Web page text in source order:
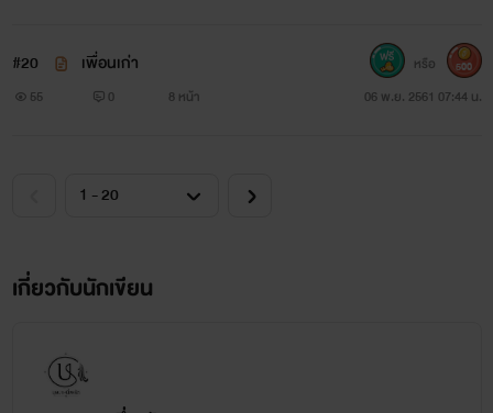
SEX ON THE ROAD
www.mebmarket.com
#20 เพื่อนเก่า
55 0 8 หน้า 06 พ.ย. 2561 07:44 น.
หรือ 500
เกี่ยวกับนักเขียน